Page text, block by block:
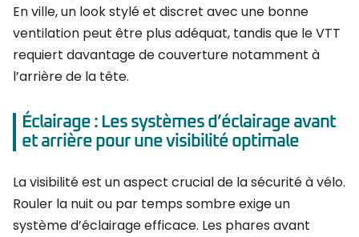
En ville, un look stylé et discret avec une bonne
ventilation peut être plus adéquat, tandis que le VTT
requiert davantage de couverture notamment à
l’arrière de la tête.
Éclairage : Les systèmes d’éclairage avant
et arrière pour une visibilité optimale
La visibilité est un aspect crucial de la sécurité à vélo.
Rouler la nuit ou par temps sombre exige un
système d’éclairage efficace. Les phares avant